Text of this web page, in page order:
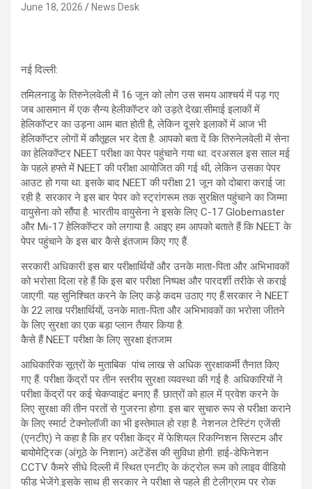
June 18, 2026 News Desk
नई दिल्ली:
तमिलनाडु के तिरुनेलवेली में 16 जून को लोग उस समय आश्चर्य में पड़ गए
जब आसमान में एक सैन्य हेलीकॉप्टर को उड़ते देखा.सीमाई इलाकों में
हेलिकॉप्टर का उड़ना आम बात होती है, लेकिन दूसरे इलाकों में आज भी
हेलिकॉप्टर लोगों में कौतूहल भर देता है. आपको बता दें कि तिरुनेलवेली में सेना
का हेलिकॉप्टर NEET परीक्षा का पेपर पहुंचाने गया था. दरअसल इस साल मई
के पहले हफ्ते में NEET की परीक्षा आयोजित की गई थी, लेकिन उसका पेपर
आउट हो गया था. इसके बाद NEET की परीक्षा 21 जून को दोबारा कराई जा
रही है. सरकार ने इस बार पेपर को स्ट्रांगरूम तक सुरक्षित पहुंचाने का जिम्मा
वायुसेना को सौंपा है. भारतीय वायुसेना ने इसके लिए C-17 Globemaster
और Mi-17 हेलिकॉप्टर को लगाया है. आइए हम आपको बताते हैं कि NEET के
पेपर पहुंचाने के इस बार कैसे इंतजाम किए गए हैं.
सरकारी अधिकारी इस बार परीक्षार्थियों और उनके माता-पिता और अभिभावकों
को भरोसा दिला रहे हैं कि इस बार परीक्षा निष्पक्ष और पारदर्शी तरीके से कराई
जाएगी. यह सुनिश्चित करने के लिए कड़े कदम उठाए गए हैं.सरकार ने NEET
के 22 लाख परीक्षार्थियों, उनके माता-पिता और अभिभावकों का भरोसा जीतने
के लिए सुरक्षा का एक बड़ा प्लान तैयार किया है.
कैसे हैं NEET परीक्षा के लिए सुरक्षा इंतजाम
आधिकारिक सूत्रों के मुताबिक पांच लाख से अधिक सुरक्षाकर्मी तैनात किए
गए हैं. परीक्षा केंद्रों पर तीन स्तरीय सुरक्षा व्यवस्था की गई है. अधिकारियों ने
परीक्षा केंद्रों पर कई चेकप्वाइंट बनाए हैं. छात्रों को हाल में प्रवेश करने के
लिए सुरक्षा की तीन परतों से गुजरना होगा. इस बार सुचारु रूप से परीक्षा कराने
के लिए स्मार्ट टेक्नोलॉजी का भी इस्तेमाल हो रहा है. नेशनल टेस्टिंग एजेंसी
(एनटीए) ने कहा है कि हर परीक्षा केंद्र में फेशियल रिकग्निशन सिस्टम और
बायोमेट्रिक (अंगूठे के निशान) अटेंडेंस की सुविधा होगी. हाई-डेफिनेशन
CCTV कैमरे सीधे दिल्ली में स्थित एनटीए के कंट्रोल रूम को लाइव वीडियो
फीड भेजेंगे.इसके साथ ही सरकार ने परीक्षा से पहले ही टेलीग्राम पर रोक